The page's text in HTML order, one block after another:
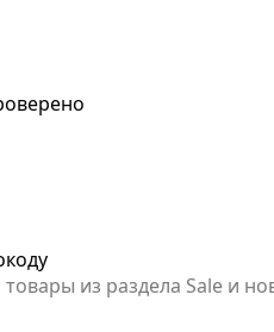
из раздела Sale и
время